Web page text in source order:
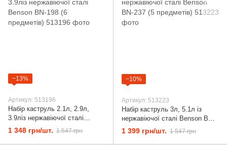
−13%
Артикул: 513196
Набір каструль 2.1л, 2.9л,
3.9ліз нержавіючої сталі
Benson BN-198 (6 предметів)
1 348 грн/шт. 1 547 грн
−10%
Артикул: 513223
Набір каструль 3л, 5.1л із
нержавіючої сталі Benson BN-
237 (5 предметів)
1 399 грн/шт. 1 547 грн